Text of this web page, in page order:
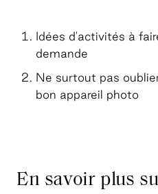
Idées d'activités à
demande
Ne surtout pas
bon appareil photo
En savoir plus